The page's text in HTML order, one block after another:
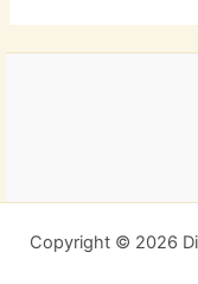
Copyright © 2026